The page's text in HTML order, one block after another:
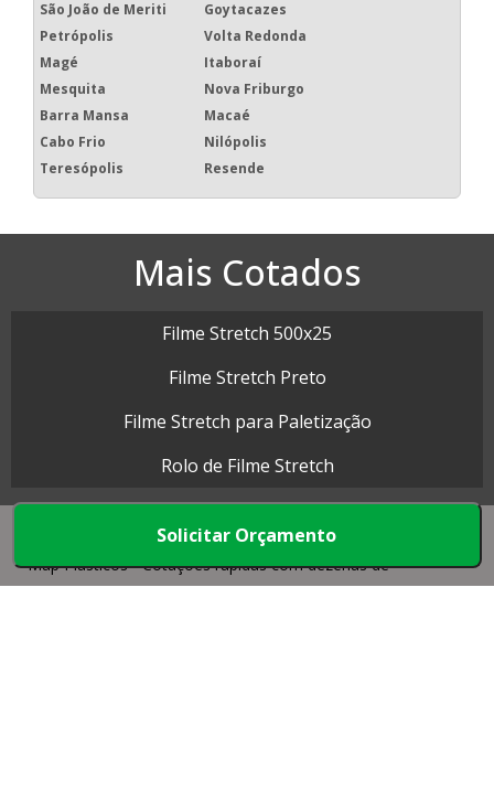
Solicitar Orçamento
São João de Meriti
Goytacazes
Petrópolis
Volta Redonda
Magé
Itaboraí
Mesquita
Nova Friburgo
Barra Mansa
Macaé
Cabo Frio
Nilópolis
Teresópolis
Resende
Mais Cotados
Filme Stretch 500x25
Filme Stretch Preto
Filme Stretch para Paletização
Rolo de Filme Stretch
Map Plásticos - Cotações rápidas com dezenas de